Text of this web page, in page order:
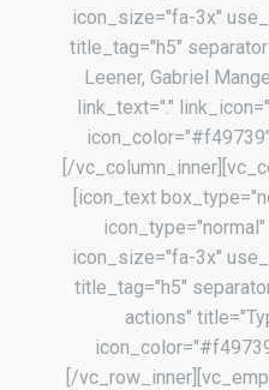
icon_size="fa-3x"
title_tag="h5"
Leener, Gabriel
link_text="."
[/
[icon_text
icon_size="fa-3x"
title_tag="h5"
actions"
[/